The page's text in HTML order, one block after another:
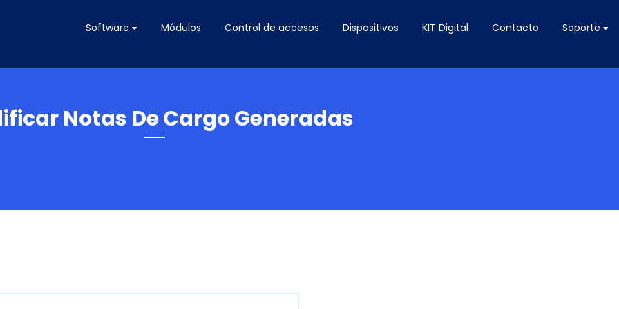
Software Módulos Control de accesos Dispositivos KIT Digital Contacto Soporte
Notas De Cargo Generadas